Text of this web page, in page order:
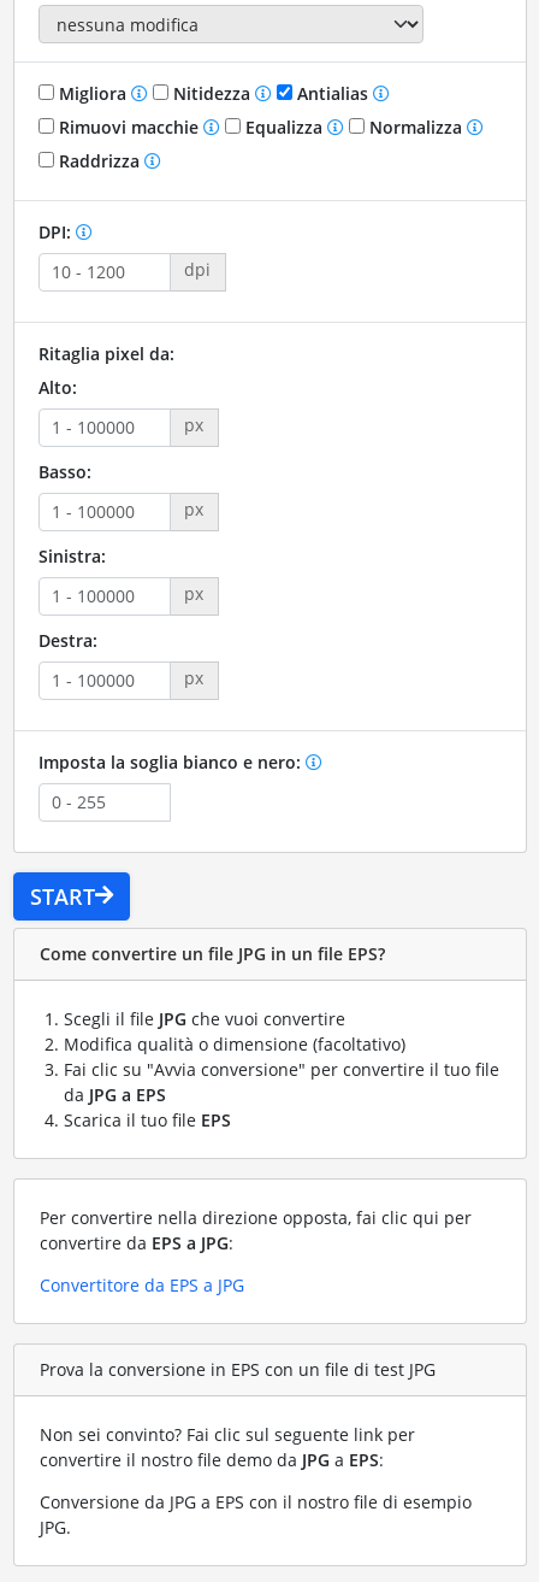
Migliora Nitidezza
Antialias
Rimuovi macchie
Equalizza
Normalizza
Raddrizza
DPI:
dpi
Ritaglia pixel da:
Alto:
px
Basso:
px
Sinistra:
px
Destra:
px
Imposta la soglia bianco e nero:
START
Come convertire un file JPG in un file EPS?
Scegli il file JPG che vuoi convertire
Modifica qualità o dimensione (facoltativo)
Fai clic su "Avvia conversione" per convertire il tuo file
da JPG a EPS
Scarica il tuo file EPS
Per convertire nella direzione opposta, fai clic qui per
convertire da EPS a JPG:
Convertitore da EPS a JPG
Prova la conversione in EPS con un file di test JPG
Non sei convinto? Fai clic sul seguente link per
convertire il nostro file demo da JPG a EPS:
Conversione da JPG a EPS con il nostro file di esempio
JPG.